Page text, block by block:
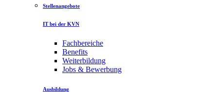
Stellenangebote
IT bei der KVN
Fachbereiche
Benefits
Weiterbildung
Jobs & Bewerbung
Ausbildung